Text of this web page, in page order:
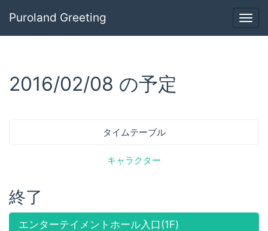
Puroland Greeting
2016/02/08 の予定
タイムテーブル
キャラクター
終了
エンターテイメントホール入口(1F)